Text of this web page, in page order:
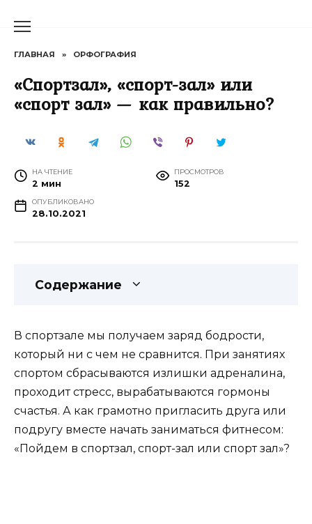
ГЛАВНАЯ » ОРФОГРАФИЯ
«Спортзал», «спорт-зал» или
«спорт зал» — как правильно?
НА ЧТЕНИЕ
2 мин
ПРОСМОТРОВ
152
ОПУБЛИКОВАНО
28.10.2021
Содержание
В спортзале мы получаем заряд бодрости,
который ни с чем не сравнится. При занятиях
спортом сбрасываются излишки адреналина,
проходит стресс, вырабатываются гормоны
счастья. А как грамотно пригласить друга или
подругу вместе начать заниматься фитнесом:
«Пойдем в спортзал, спорт-зал или спорт зал»?